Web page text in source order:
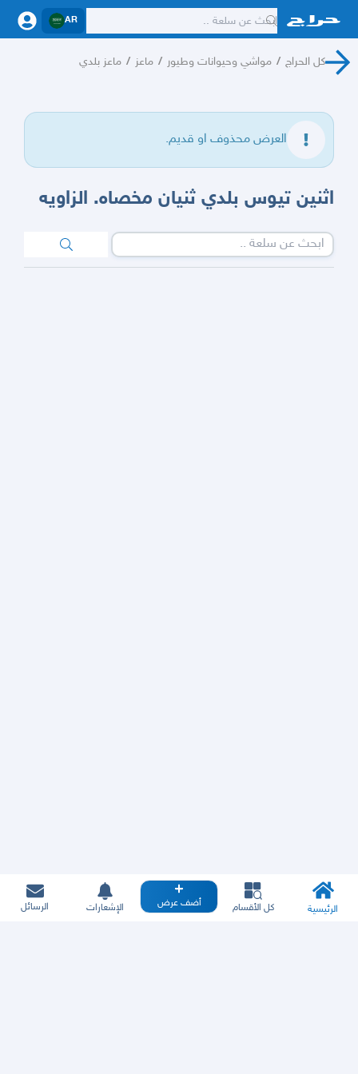
AR
كل الحراج / مواشي وحيوانات وطيور / ماعز / ماعز بلدي
العرض محذوف او قديم.
اثنين تيوس بلدي ثنيان مخصاه. الزاويه
الرئيسية كل الأقسام أضف عرض الإشعارات الرسائل